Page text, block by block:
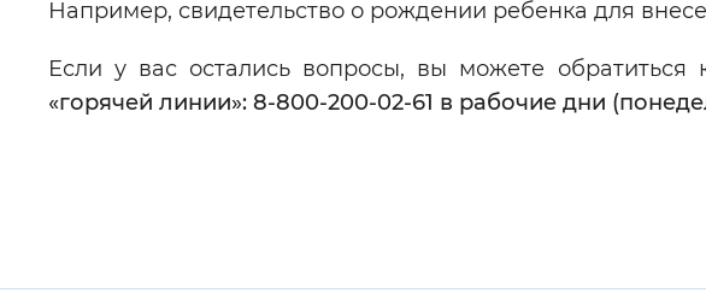
Например, свидетельство о рождении ребенка для
Если у вас остались вопросы, вы можете
«горячей линии»: 8-800-200-02-61 в рабочие дни